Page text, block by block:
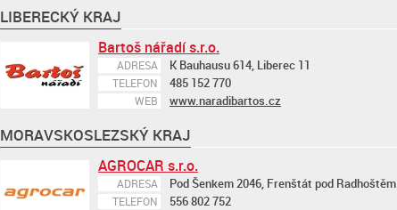
LIBERECKÝ KRAJ
Bartoš nářadí s.r.o.
ADRESA K Bauhausu 614, Liberec 11
TELEFON 485 152 770
WEB www.naradibartos.cz
MORAVSKOSLEZSKÝ KRAJ
AGROCAR s.r.o.
ADRESA Pod Šenkem 2046, Frenštát pod Radhoštěm
TELEFON 556 802 752